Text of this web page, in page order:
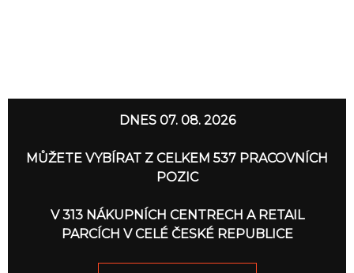
DNES 07. 08. 2026
MŮŽETE VYBÍRAT Z CELKEM 537 PRACOVNÍCH
POZIC
V 313 NÁKUPNÍCH CENTRECH A RETAIL
PARCÍCH V CELÉ ČESKÉ REPUBLICE